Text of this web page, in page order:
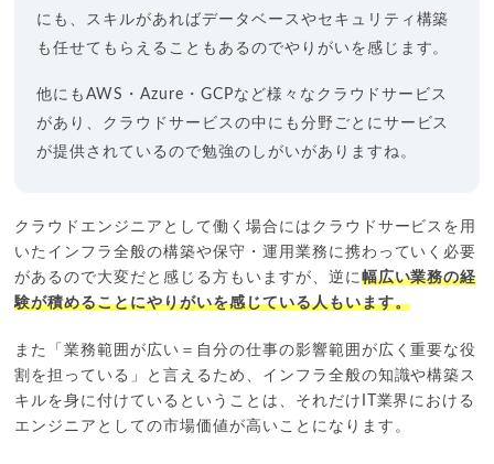
にも、スキルがあればデータベースやセキュリティ構築
も任せてもらえることもあるのでやりがいを感じます。
他にもAWS・Azure・GCPなど様々なクラウドサービス
があり、クラウドサービスの中にも分野ごとにサービス
が提供されているので勉強のしがいがありますね。
クラウドエンジニアとして働く場合にはクラウドサービスを用
いたインフラ全般の構築や保守・運用業務に携わっていく必要
があるので大変だと感じる方もいますが、逆に幅広い業務の経
験が積めることにやりがいを感じている人もいます。
また「業務範囲が広い＝自分の仕事の影響範囲が広く重要な役
割を担っている」と言えるため、インフラ全般の知識や構築ス
キルを身に付けているということは、それだけIT業界における
エンジニアとしての市場価値が高いことになります。